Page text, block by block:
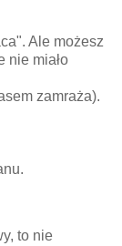
Ale możesz
nie miało
zamraża).
to nie